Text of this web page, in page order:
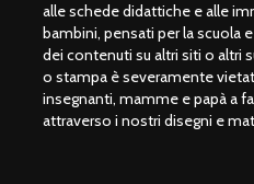
alle schede didattiche e alle
bambini, pensati per la scuola
dei contenuti su altri siti o altri
o stampa è severamente
insegnanti, mamme e papà a
attraverso i nostri disegni e